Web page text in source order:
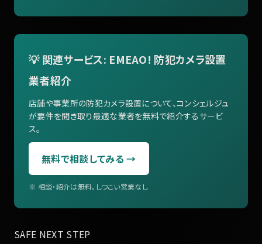
💡 関連サービス: EMEAO! 防犯カメラ設置
業者紹介
店舗や事業所の防犯カメラ設置について、コンシェルジュ
が要件を聞き取り最適な業者を無料で紹介するサービ
ス。
無料で相談してみる →
※ 相談・紹介は無料。しつこい営業なし
SAFE NEXT STEP